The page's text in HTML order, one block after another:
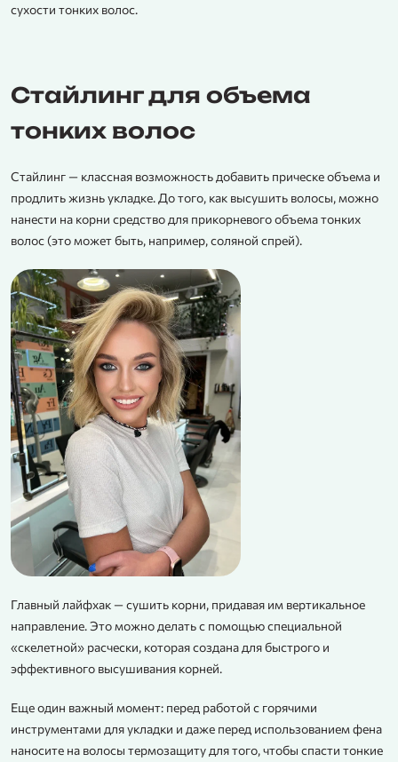
сухости тонких волос.
Стайлинг для объема
тонких волос
Стайлинг — классная возможность добавить прическе объема и
продлить жизнь укладке. До того, как высушить волосы, можно
нанести на корни средство для прикорневого объема тонких
волос (это может быть, например, соляной спрей).
Главный лайфхак — сушить корни, придавая им вертикальное
направление. Это можно делать с помощью специальной
«скелетной» расчески, которая создана для быстрого и
эффективного высушивания корней.
Еще один важный момент: перед работой с горячими
инструментами для укладки и даже перед использованием фена
наносите на волосы термозащиту для того, чтобы спасти тонкие